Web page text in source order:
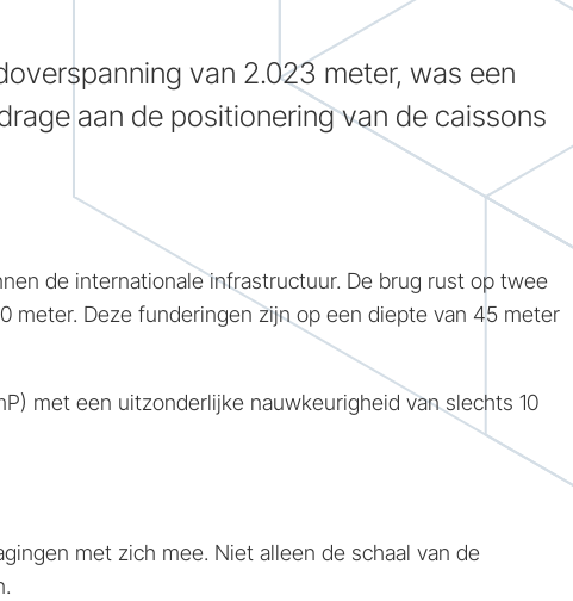
van 2.023 meter, was een
aan de positionering van de caissons
de internationale infrastructuur. De brug rust op twee
meter. Deze funderingen zijn op een diepte van 45 meter
met een uitzonderlijke nauwkeurigheid van slechts 10
met zich mee. Niet alleen de schaal van de